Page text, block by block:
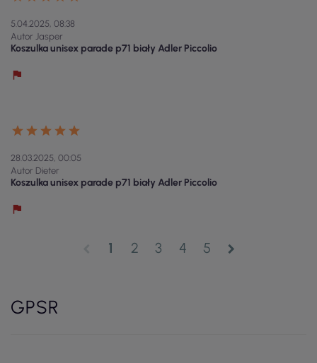
5.04.2025, 08:38
Autor Jasper
Koszulka unisex parade p71 biały Adler Piccolio
28.03.2025, 00:05
Autor Dieter
Koszulka unisex parade p71 biały Adler Piccolio
1 2 3 4 5 chevron_right
GPSR